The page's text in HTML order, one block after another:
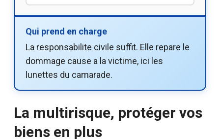
Qui prend en charge
La responsabilite civile suffit. Elle repare le
dommage cause a la victime, ici les
lunettes du camarade.
La multirisque, protéger vos
biens en plus